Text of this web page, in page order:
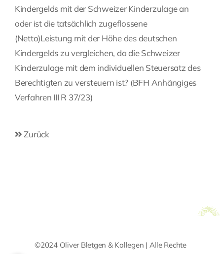
Kindergelds mit der Schweizer Kinderzulage an
oder ist die tatsächlich zugeflossene
(Netto)Leistung mit der Höhe des deutschen
Kindergelds zu vergleichen, da die Schweizer
Kinderzulage mit dem individuellen Steuersatz des
Berechtigten zu versteuern ist? (BFH Anhängiges
Verfahren III R 37/23)
Zurück
©2024 Oliver Bletgen & Kollegen | Alle Rechte